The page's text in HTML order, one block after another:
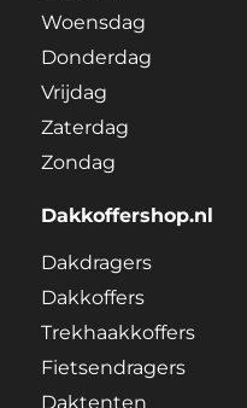
Woensdag
Donderdag
Vrijdag
Zaterdag
Zondag
Dakkoffershop.nl
Dakdragers
Dakkoffers
Trekhaakkoffers
Fietsendragers
Daktenten